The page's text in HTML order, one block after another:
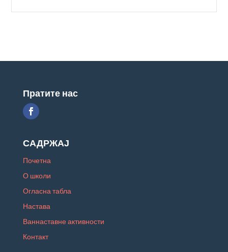
Пратите нас
САДРЖАЈ
Почетна
О школи
Огласна табла
Настава
Ваннаставне активности
Контакт